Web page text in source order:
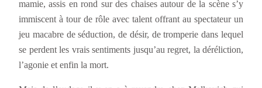
mamie, assis en rond sur des chaises autour de la scène s’y
immiscent à tour de rôle avec talent offrant au spectateur un
jeu macabre de séduction, de désir, de tromperie dans lequel
se perdent les vrais sentiments jusqu’au regret, la déréliction,
l’agonie et enfin la mort.